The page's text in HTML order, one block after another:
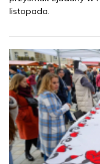
listopada.